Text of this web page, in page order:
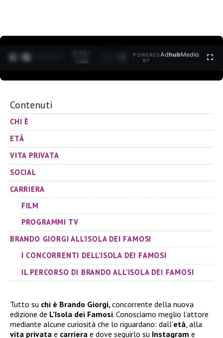
0:14 /
1:40
POWERED
BY
AdhubMedia
Contenuti
CHI È
ETÀ
VITA PRIVATA
SOCIAL
CARRIERA
FILM
PROGRAMMI TV
BRANDO GIORGI ALL’ISOLA DEI FAMOSI
I CONCORRENTI DELL’ISOLA DEI FAMOSI
IL PERCORSO DI BRANDO ALL’ISOLA DEI FAMOSI
Tutto su chi è Brando Giorgi, concorrente della nuova
edizione de L’Isola dei Famosi. Conosciamo meglio l’attore
mediante alcune curiosità che lo riguardano: dall’età , alla
vita privata e carriera e dove seguirlo su Instagram e